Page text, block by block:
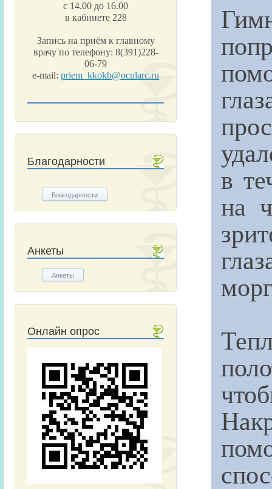
с 14.00 до 16.00
в кабинете 228
Запись на приём к главному
врачу по телефону: 8(391)228-
06-79
e-mail:priem_kkokb@ocularc.ru
Благодарности
Благодарности
Анкеты
Анкеты
Онлайн опрос
в
на